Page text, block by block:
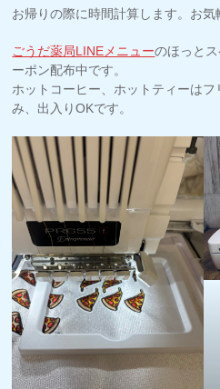
お帰りの際に時間計算します。お気
ごうだ薬局LINEメニューのほっと
ーポン配布中です。
ホットコーヒー、ホットティーは
み、出⼊りOKです。